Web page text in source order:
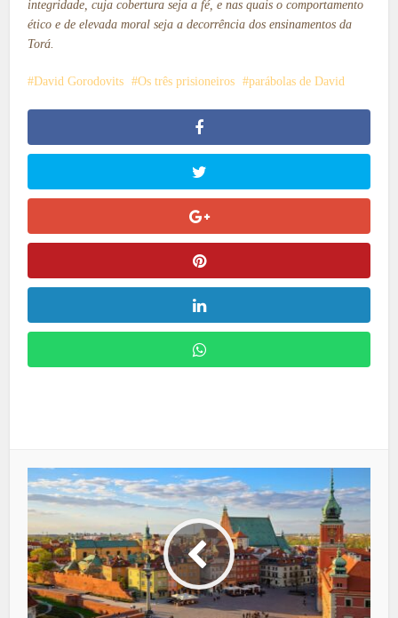
integridade, cuja cobertura seja a fé, e nas quais o comportamento
ético e de elevada moral seja a decorrência dos ensinamentos da
Torá.
David Gorodovits Os três prisioneiros parábolas de David